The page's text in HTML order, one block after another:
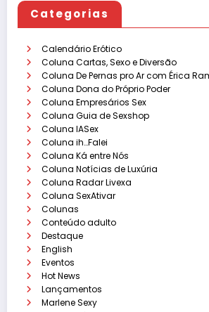
Categorias
Calendário Erótico
Coluna Cartas, Sexo e Diversão
Coluna De Pernas pro Ar com Érica
Coluna Dona do Próprio Poder
Coluna Empresários Sex
Coluna Guia de Sexshop
Coluna IASex
Coluna ih…Falei
Coluna Ká entre Nós
Coluna Notícias de Luxúria
Coluna Radar Livexa
Coluna SexAtivar
Colunas
Conteúdo adulto
Destaque
English
Eventos
Hot News
Lançamentos
Marlene Sexy